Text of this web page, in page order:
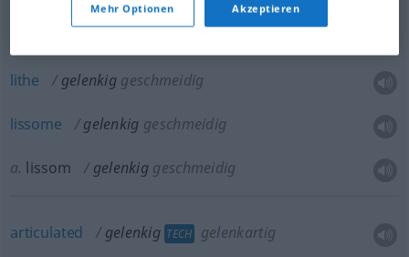
lithe gelenkig geschmeidig
lissome gelenkig geschmeidig
a. lissom gelenkig geschmeidig
articulated gelenkig TECH gelenkartig
Mehr Optionen Akzeptieren